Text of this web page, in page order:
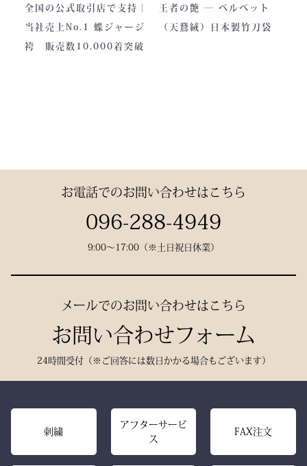
力強い大地と、真摯な職人
の手が織りなすこの袴に
は、
数々の名勝負の舞台にも選
ばれた、 純日本製の誇り
生地には、埼玉・武州の老
深みある色合いと、驚くほ
どの軽やかさを兼ね備え、
手にした瞬間、ふわりと温
もりを感じる風格ある仕上
がりです。
また、日本製の高精度アイ
ロン技術と熟練の縫製によ
り、
全国の公式取引店で支持｜
当社売上No.1 蝶ジャージ
袴 販売数10,000着突破
す。
試合会場で竹刀袋を手に取
った瞬間、
「何だ、あれは？」と視線
感を放つ――それがベルベ
ットの力です。
派手ではない。だが、圧倒
的にかっこいい。
強い選手ほど、道具にも品
える竹刀袋です。
王者の艶 ― ベルベット
（天鵞絨）日本製竹刀袋
お電話でのお問い合わせはこちら
096-288-4949
9:00〜17:00（※土日祝日休業）
メールでのお問い合わせはこちら
お問い合わせフォーム
24時間受付（※ご回答には数日かかる場合もございます）
刺繍
アフターサービ
ス
FAX注文